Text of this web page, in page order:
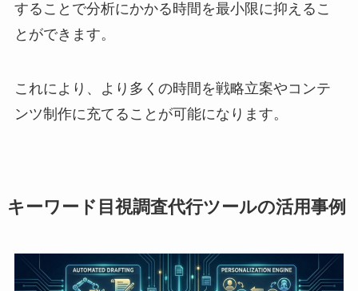
することで分析にかかる時間を最小限に抑えるこ
とができます。
これにより、より多くの時間を戦略立案やコンテ
ンツ制作に充てることが可能になります。
キーワード目視調査代行ツールの活用事例